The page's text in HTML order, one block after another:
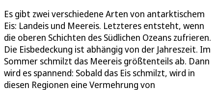
Es gibt zwei verschiedene Arten von antarktischem
Eis: Landeis und Meereis. Letzteres entsteht, wenn
die oberen Schichten des Südlichen Ozeans zufrieren.
Die Eisbedeckung ist abhängig von der Jahreszeit. Im
Sommer schmilzt das Meereis größtenteils ab. Dann
wird es spannend: Sobald das Eis schmilzt, wird in
diesen Regionen eine Vermehrung von